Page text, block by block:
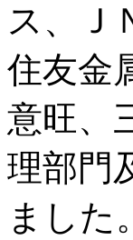
ス、Ｊ
住友金
意旺、
理部門
ました。